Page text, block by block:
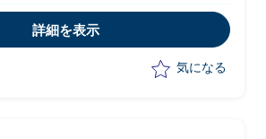
-タスク策定/推進
-ディスカッションペーパー作成
-セッションを自発的に推進
詳細を表示
気になる